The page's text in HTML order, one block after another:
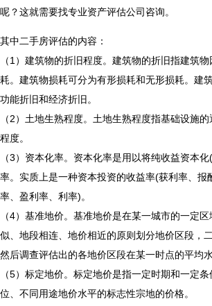
呢？这就需要找专业资产评估公司咨询。
其中二手房评估的内容：
（1）建筑物的折旧程度。建筑物的折旧指建筑
耗。建筑物损耗可分为有形损耗和无形损耗。建
功能折旧和经济折旧。
（2）土地生熟程度。土地生熟程度指基础设施
程度。
（3）资本化率。资本化率是用以将纯收益资本
率。实质上是一种资本投资的收益率(获利率、报
率、盈利率、利率)。
（4）基准地价。基准地价是在某一城市的一定
似、地段相连、地价相近的原则划分地价区段，
然后调查评估出的各地价区段在某一时点的平均水
（5）标定地价。标定地价是指一定时期和一定
位、不同用途地价水平的标志性宗地的价格。